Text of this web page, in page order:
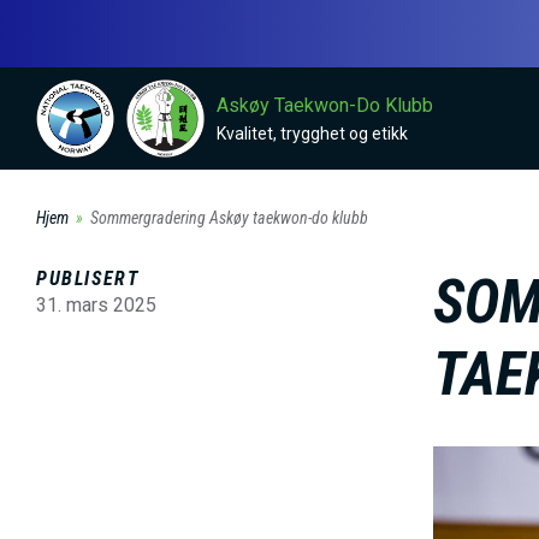
t
Askøy Taekwon-Do Klubb
Kvalitet, trygghet og etikk
Hjem Sommergradering Askøy taekwon-do klubb
PUBLISERT
31. mars 2025